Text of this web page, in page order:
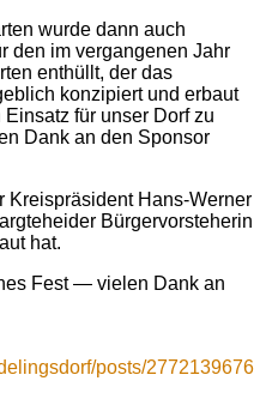
wurde dann auch
den im vergangenen Jahr
enthüllt, der das
konzipiert und erbaut
für unser Dorf zu
Dank an den Sponsor
Kreispräsident Hans-Werner
Bürgervorsteherin
hat.
Fest — vielen Dank an
posts/2772139676